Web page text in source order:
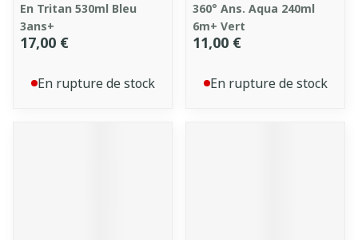
En Tritan 530ml Bleu
3ans+
17,00 €
En rupture de stock
360° Ans. Aqua 240ml
6m+ Vert
11,00 €
En rupture de stock